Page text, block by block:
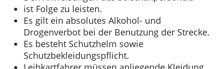
ist Folge zu leisten.
Es gilt ein absolutes Alkohol- und
Drogenverbot bei der Benutzung der Strecke.
Es besteht Schutzhelm sowie
Schutzbekleidungspflicht.